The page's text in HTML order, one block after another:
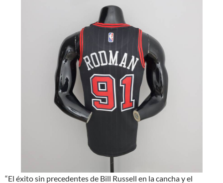
“El éxito sin precedentes de Bill Russell en la cancha y el